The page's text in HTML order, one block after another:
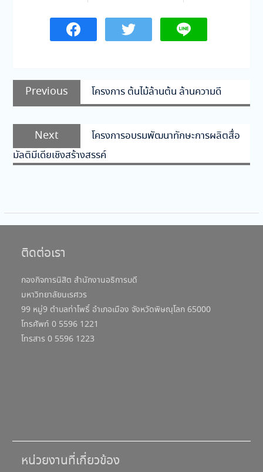
แนะแนว
เรื่อง
Previous
Previous
post:
โครงการ ต้นไม้ล้านต้น ล้านความดี
Next
Next
post:
โครงการอบรมพัฒนาทักษะการผลิตสื่อ
มัลติมีเดียเชิงสร้างสรรค์
ติดต่อเรา
กองกิจการนิสิต สำนักงานอธิการบดี
มหาวิทยาลัยนเรศวร
99 หมู่9 ตำบลท่าโพธิ์ อำเภอเมือง จังหวัดพิษณุโลก 65000
โทรศัพท์ 0 5596 1221
โทรสาร 0 5596 1223
หน่วยงานที่เกี่ยวข้อง